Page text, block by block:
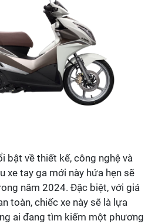
bật về thiết kế, công nghệ và
xe tay ga mới này hứa hẹn sẽ
năm 2024. Đặc biệt, với giá
toàn, chiếc xe này sẽ là lựa
ai đang tìm kiếm một phương